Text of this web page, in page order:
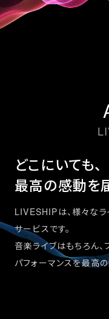
どこにいても、
最高の感動を
LIVESHIPは、様々な
サービスです。
音楽ライブはもちろん
パフォーマンスを最高